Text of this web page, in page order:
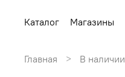
Каталог Магазины
Главная В наличии